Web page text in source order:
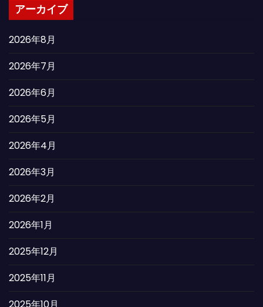
アーカイブ
2026年8月
2026年7月
2026年6月
2026年5月
2026年4月
2026年3月
2026年2月
2026年1月
2025年12月
2025年11月